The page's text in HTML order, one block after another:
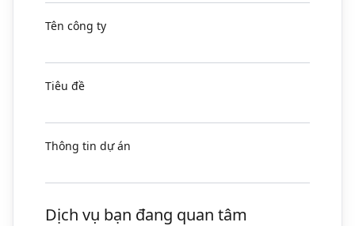
Tên công ty
Tiêu đề
Thông tin dự án
Dịch vụ bạn đang quan tâm